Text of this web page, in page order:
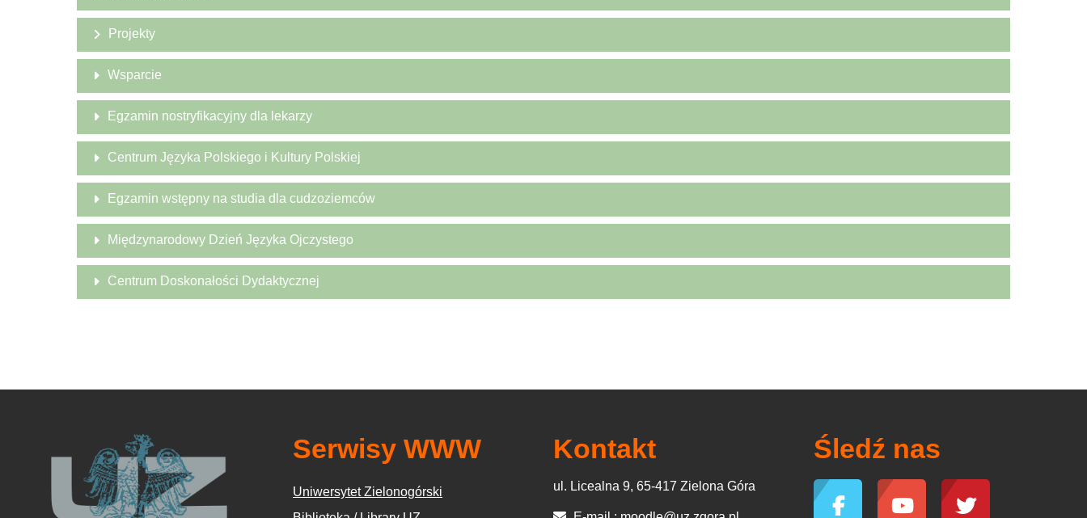
Projekty
Wsparcie
Egzamin nostryfikacyjny dla lekarzy
Centrum Języka Polskiego i Kultury Polskiej
Egzamin wstępny na studia dla cudzoziemców
Międzynarodowy Dzień Języka Ojczystego
Centrum Doskonałości Dydaktycznej
Serwisy WWW
Uniwersytet Zielonogórski
Kontakt
ul. Licealna 9, 65-417 Zielona Góra
Śledź nas